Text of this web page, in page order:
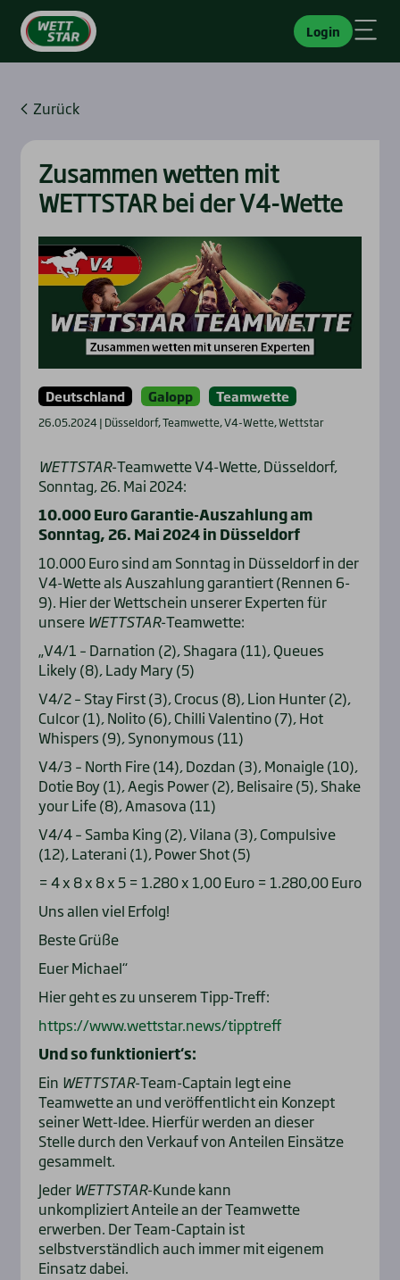
Login
Zurück
Zusam­men wet­ten mit
WETTSTAR bei der V4-Wet­te
Deutschland Galopp Teamwette
26.05.2024 | Düsseldorf, Teamwette, V4-Wette, Wettstar
WETTSTAR-Teamwette V4-Wette, Düsseldorf,
Sonntag, 26. Mai 2024:
10.000 Euro Garantie-Auszahlung am
Sonntag, 26. Mai 2024 in Düsseldorf
10.000 Euro sind am Sonntag in Düsseldorf in der
V4-Wette als Auszahlung garantiert (Rennen 6-
9). Hier der Wettschein unserer Experten für
unsere WETTSTAR-Teamwette:
„V4/1 – Darnation (2), Shagara (11), Queues
Likely (8), Lady Mary (5)
V4/2 – Stay First (3), Crocus (8), Lion Hunter (2),
Culcor (1), Nolito (6), Chilli Valentino (7), Hot
Whispers (9), Synonymous (11)
V4/3 – North Fire (14), Dozdan (3), Monaigle (10),
Dotie Boy (1), Aegis Power (2), Belisaire (5), Shake
your Life (8), Amasova (11)
V4/4 – Samba King (2), Vilana (3), Compulsive
(12), Laterani (1), Power Shot (5)
= 4 x 8 x 8 x 5 = 1.280 x 1,00 Euro = 1.280,00 Euro
Uns allen viel Erfolg!
Beste Grüße
Euer Michael“
Hier geht es zu unserem Tipp-Treff:
https://www.wettstar.news/tipptreff
Und so funktioniert‘s:
Ein WETTSTAR-Team-Captain legt eine
Teamwette an und veröffentlicht ein Konzept
seiner Wett-Idee. Hierfür werden an dieser
Stelle durch den Verkauf von Anteilen Einsätze
gesammelt.
Jeder WETTSTAR-Kunde kann
unkompliziert Anteile an der Teamwette
erwerben. Der Team-Captain ist
selbstverständlich auch immer mit eigenem
Einsatz dabei.